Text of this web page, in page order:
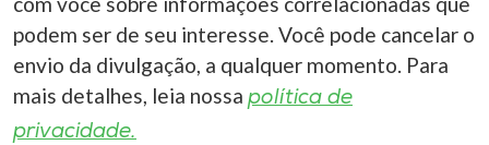
podem ser de seu interesse. Você pode cancelar o
envio da divulgação, a qualquer momento. Para
mais detalhes, leia nossa política de
privacidade.